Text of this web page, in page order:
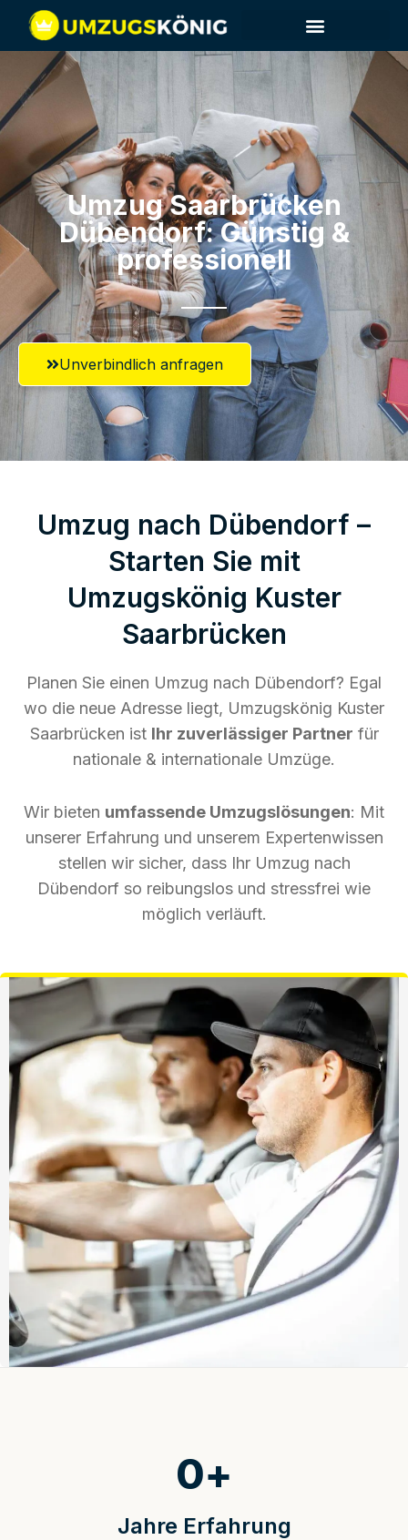
Umzug Saarbrücken​
Dübendorf: Günstig &
professionell​
Unverbindlich anfragen
Umzug nach Dübendorf –
Starten Sie mit
Umzugskönig Kuster
Saarbrücken
Planen Sie einen Umzug nach Dübendorf? Egal
wo die neue Adresse liegt, Umzugskönig Kuster
Saarbrücken ist Ihr zuverlässiger Partner für
nationale & internationale Umzüge.
Wir bieten umfassende Umzugslösungen: Mit
unserer Erfahrung und unserem Expertenwissen
stellen wir sicher, dass Ihr Umzug nach
Dübendorf so reibungslos und stressfrei wie
möglich verläuft.
Jahre Erfahrung
0+